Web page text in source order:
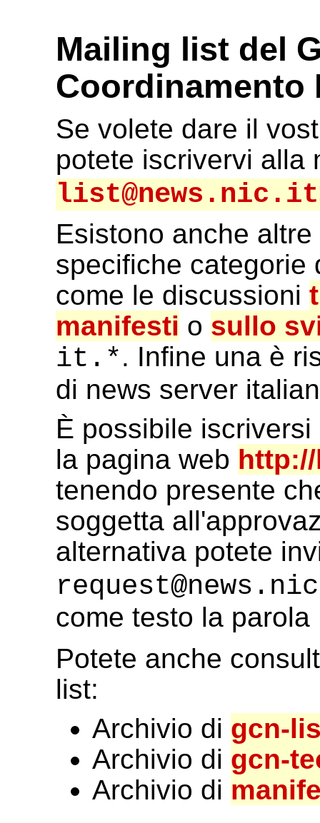
Mailing list del
Coordinamento
Se volete dare il
potete iscrivervi alla
Esistono anche
specifiche categorie
come le discussioni
manifesti o sullo
it.*. Infine una è
di news server
È possibile
la pagina web
tenendo presente
soggetta
alternativa potete
come testo la parola
Potete anche
list:
Archivio di gcn-
Archivio di gcn-
Archivio di